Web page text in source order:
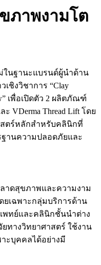
ภาพงามโต
นฐานะแบรนด์ผู้นำด้าน
เชิงวิชาการ “Clay
เพื่อเปิดตัว 2 ผลิตภัณฑ์
ะ VDerma Thread Lift โดย
สตร์หลักสำหรับคลินิกที่
ฐานความปลอดภัยและ
าดสุขภาพและความงาม
ยเฉพาะกลุ่มบริการด้าน
พทย์และคลินิกชั้นนำต่าง
ทางวิทยาศาสตร์ ใช้งาน
ะบุคคลได้อย่างมี